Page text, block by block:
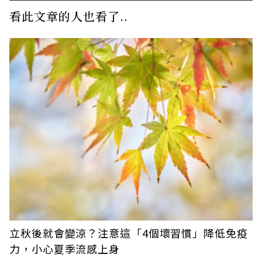
看此文章的人也看了..
立秋後就會變涼？注意這「4個壞習慣」降低免疫
力，小心夏季流感上身